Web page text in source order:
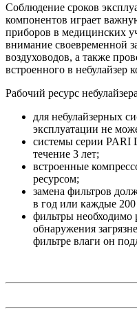
Соблюдение сроков
компонентов играет
приборов в медицинских
внимание своевременной
воздуховодов, а также
встроенного в небулайзер
Рабочий ресурс
для небулайзерных
эксплуатации не
системы серии PARI
течение 3 лет;
встроенные
ресурсом;
замена фильтров
в год или каждые
фильтры необходимо
обнаружения
фильтре влаги он